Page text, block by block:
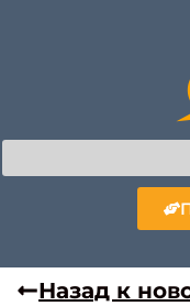
Назад к